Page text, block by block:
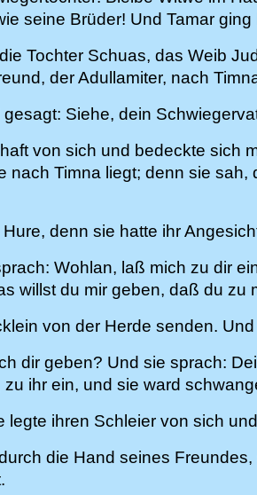
seine Brüder! Und Tamar
Tochter Schuas, das Weib
der Adullamiter, nach
Siehe, dein
von sich und bedeckte sich
Timna liegt; denn sie
denn sie hatte ihr
Wohlan, laß mich zu dir
willst du mir geben, daß du zu
von der Herde senden.
dir geben? Und sie sprach:
ihr ein, und sie ward
ihren Schleier von sich
die Hand seines